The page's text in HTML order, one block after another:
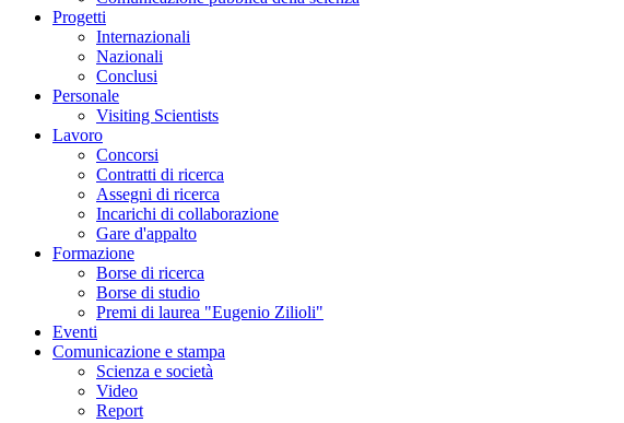
Progetti
Internazionali
Nazionali
Conclusi
Personale
Visiting Scientists
Lavoro
Concorsi
Contratti di ricerca
Assegni di ricerca
Incarichi di collaborazione
Gare d'appalto
Formazione
Borse di ricerca
Borse di studio
Premi di laurea "Eugenio Zilioli"
Eventi
Comunicazione e stampa
Scienza e società
Video
Report